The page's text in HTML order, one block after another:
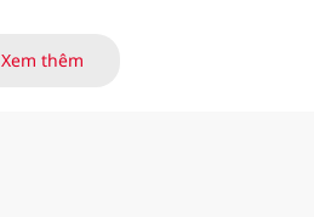
binh và người có công Long Đất
Xem thêm